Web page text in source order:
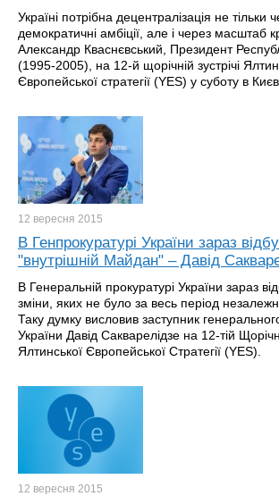
Україні потрібна децентралізація не тільки
демократичні амбіції, але і через масштаб
Александр Кваснєвський, Президент
(1995-2005), на 12-й щорічній зустрічі
Європейської стратегії (YES) у суботу в
12 вересня 2015
В Генпрокуратурі України зараз
"внутрішній Майдан" – Давід
В Генеральній прокуратурі України зараз
зміни, яких не було за весь період
Таку думку висловив заступник
України Давід Сакварелідзе на 12-тій
Ялтинської Європейської Стратегії (YES).
12 вересня 2015